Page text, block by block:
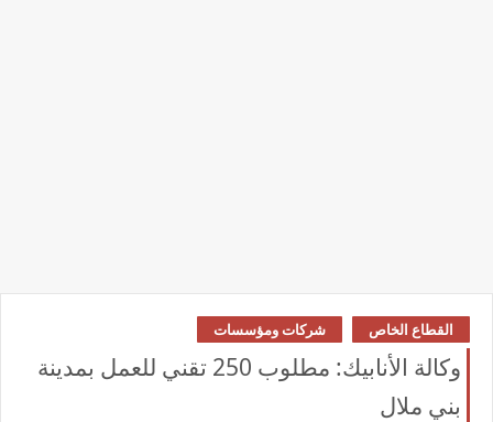
القطاع الخاص شركات ومؤسسات
وكالة الأنابيك: مطلوب 250 تقني للعمل بمدينة
بني ملال